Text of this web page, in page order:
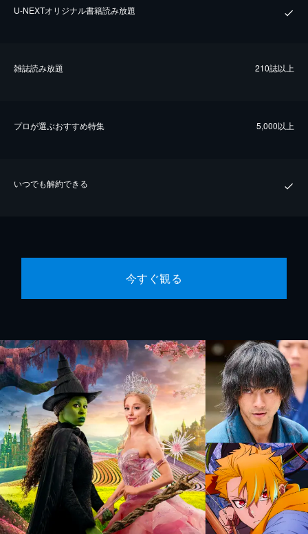
U-NEXTオリジナル書籍読み放題
雑誌読み放題 210誌以上
プロが選ぶおすすめ特集 5,000以上
いつでも解約できる
今すぐ観る